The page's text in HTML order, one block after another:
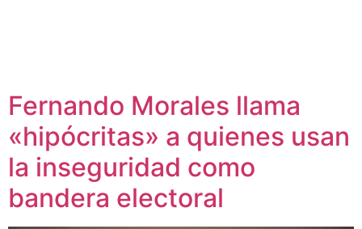
Fernando Morales llama
«hipócritas» a quienes usan
la inseguridad como
bandera electoral